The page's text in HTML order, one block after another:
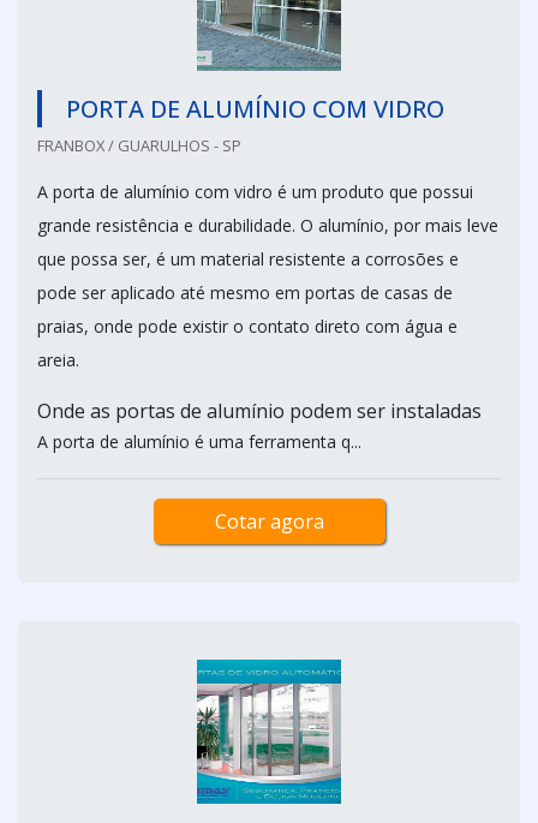
PORTA DE ALUMÍNIO COM VIDRO
FRANBOX / GUARULHOS - SP
A porta de alumínio com vidro é um produto que possui
grande resistência e durabilidade. O alumínio, por mais leve
que possa ser, é um material resistente a corrosões e
pode ser aplicado até mesmo em portas de casas de
praias, onde pode existir o contato direto com água e
areia.
Onde as portas de alumínio podem ser instaladas
A porta de alumínio é uma ferramenta q...
Cotar agora